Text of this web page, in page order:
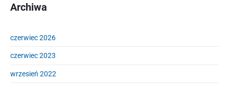
Archiwa
czerwiec 2026
czerwiec 2023
wrzesień 2022